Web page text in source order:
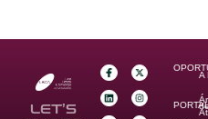
LET’S
A